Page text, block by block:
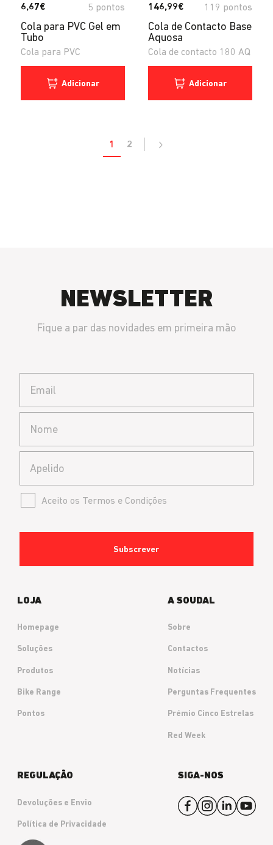
6,67€ 5 pontos
Cola para PVC Gel em
Tubo
Cola para PVC
Adicionar
146,99€ 119 pontos
Cola de Contacto Base
Aquosa
Cola de contacto 180 AQ
Adicionar
1 2
NEWSLETTER
Fique a par das novidades em primeira mão
Aceito os Termos e Condições
Aceito os Termos e Condições
Subscrever
LOJA
Homepage
Soluções
Produtos
Bike Range
Pontos
A SOUDAL
Sobre
Contactos
Notícias
Perguntas Frequentes
Prémio Cinco Estrelas
Red Week
REGULAÇÃO
Devoluções e Envio
Política de Privacidade
SIGA-NOS